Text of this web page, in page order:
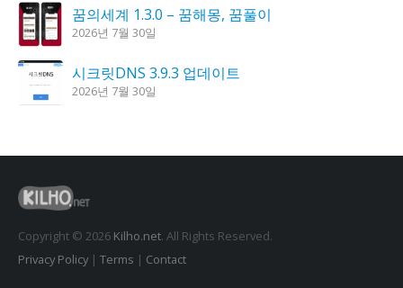
꿈의세계 1.3.0 – 꿈해몽, 꿈풀이
2026년 7월 30일
시크릿DNS 3.9.3 업데이트
2026년 7월 30일
K플레이어 0.9.4 업데이트
2026년 7월 28일
Copyright © 2026 Kilho.net. All Rights Reserved.
Privacy Policy| Terms | Contact